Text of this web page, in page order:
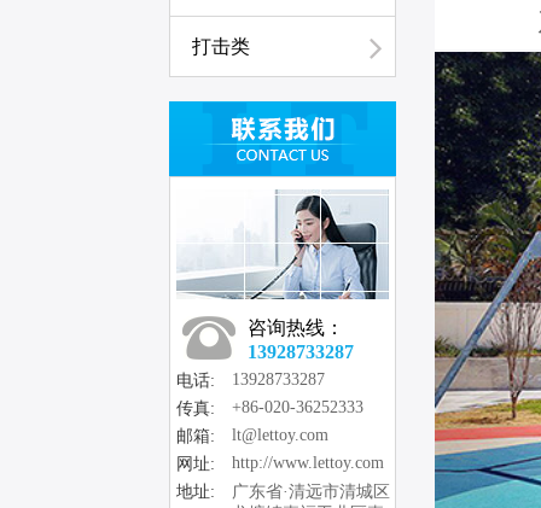
打击类
咨询热线：
13928733287
电话:
13928733287
传真:
+86-020-36252333
邮箱:
lt@lettoy.com
网址:
http://www.lettoy.com
地址:
广东省·清远市清城区